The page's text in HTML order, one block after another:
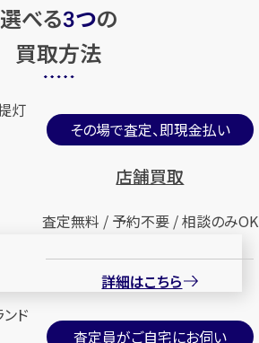
選べる3つの
買取方法
その場で査定、即現金払い
店舗買取
査定無料 / 予約不要 / 相談のみOK
詳細はこちら
査定員がご自宅にお伺い